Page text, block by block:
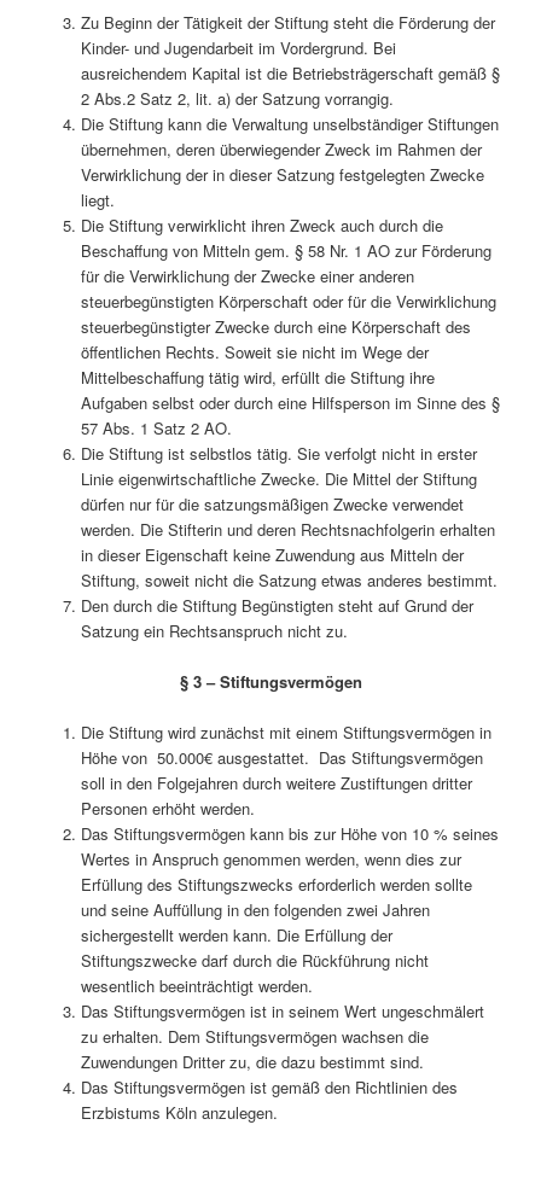
Zu Beginn der Tätigkeit der Stiftung steht die Förderung der
Kinder- und Jugendarbeit im Vordergrund. Bei
ausreichendem Kapital ist die Betriebsträgerschaft gemäß §
2 Abs.2 Satz 2, lit. a) der Satzung vorrangig.
Die Stiftung kann die Verwaltung unselbständiger Stiftungen
übernehmen, deren überwiegender Zweck im Rahmen der
Verwirklichung der in dieser Satzung festgelegten Zwecke
liegt.
Die Stiftung verwirklicht ihren Zweck auch durch die
Beschaffung von Mitteln gem. § 58 Nr. 1 AO zur Förderung
für die Verwirklichung der Zwecke einer anderen
steuerbegünstigten Körperschaft oder für die Verwirklichung
steuerbegünstigter Zwecke durch eine Körperschaft des
öffentlichen Rechts. Soweit sie nicht im Wege der
Mittelbeschaffung tätig wird, erfüllt die Stiftung ihre
Aufgaben selbst oder durch eine Hilfsperson im Sinne des §
57 Abs. 1 Satz 2 AO.
Die Stiftung ist selbstlos tätig. Sie verfolgt nicht in erster
Linie eigenwirtschaftliche Zwecke. Die Mittel der Stiftung
dürfen nur für die satzungsmäßigen Zwecke verwendet
werden. Die Stifterin und deren Rechtsnachfolgerin erhalten
in dieser Eigenschaft keine Zuwendung aus Mitteln der
Stiftung, soweit nicht die Satzung etwas anderes bestimmt.
Den durch die Stiftung Begünstigten steht auf Grund der
Satzung ein Rechtsanspruch nicht zu.
§ 3 – Stiftungsvermögen
Die Stiftung wird zunächst mit einem Stiftungsvermögen in
Höhe von 50.000€ ausgestattet. Das Stiftungsvermögen
soll in den Folgejahren durch weitere Zustiftungen dritter
Personen erhöht werden.
Das Stiftungsvermögen kann bis zur Höhe von 10 % seines
Wertes in Anspruch genommen werden, wenn dies zur
Erfüllung des Stiftungszwecks erforderlich werden sollte
und seine Auffüllung in den folgenden zwei Jahren
sichergestellt werden kann. Die Erfüllung der
Stiftungszwecke darf durch die Rückführung nicht
wesentlich beeinträchtigt werden.
Das Stiftungsvermögen ist in seinem Wert ungeschmälert
zu erhalten. Dem Stiftungsvermögen wachsen die
Zuwendungen Dritter zu, die dazu bestimmt sind.
Das Stiftungsvermögen ist gemäß den Richtlinien des
Erzbistums Köln anzulegen.